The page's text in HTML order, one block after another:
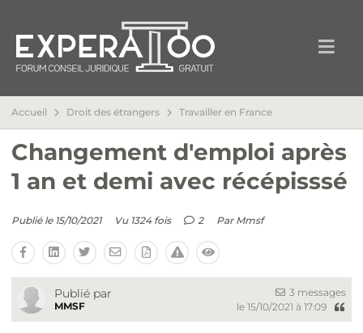
Accueil Droit des étrangers Travailler en France
Changement d'emploi après
1 an et demi avec récépisssé
Publié le 15/10/2021 Vu 1324 fois 2 Par Mmsf
Publié par
MMSF
3 messages
le 15/10/2021 à 17:09